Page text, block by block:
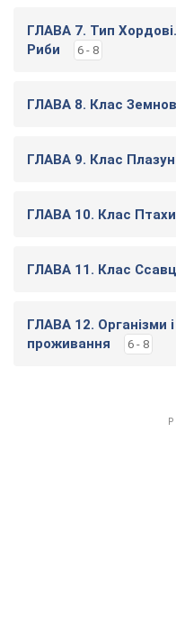
ГЛАВА 7. Тип
Риби
6 - 8
ГЛАВА 8. Клас
ГЛАВА 9. Клас
ГЛАВА 10. Клас Птахи
ГЛАВА 11. Клас
ГЛАВА 12. Організми
проживання
6 - 8